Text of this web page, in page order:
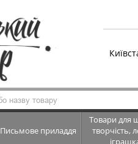
Письмове приладдя
Товари для
творчість,